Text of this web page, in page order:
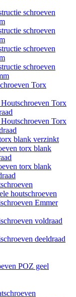
schroeven
schroeven
schroeven
schroeven
Torx
Torx
Torx
blank verzinkt
torx blank
torx blank
houtschroeven
Emmer
voldraad
deeldraad
POZ geel